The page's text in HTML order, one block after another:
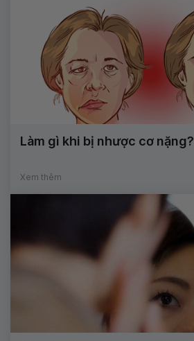
Làm gì khi bị nhược cơ nặng?
Xem thêm